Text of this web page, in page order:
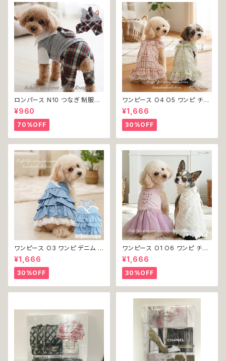
ロンパース N10 つなぎ 制服風
チェック柄 グレー 灰色 コスチュ
ーム コスプレ ドッグウェア dog
犬 猫 ペット 服 犬服 洋服 オシ
ャレ かわいい 小型犬 返品交換
不可
¥960
70%OFF
ワンピース O4 O5 ワンピ チェ
ック プリーツ レース 女の子 犬
犬服 小型 猫 服 洋服 ペット do
g ドッグウェア おしゃれ かわい
い 返品交換不可
¥1,666
30%OFF
ワンピース O3 ワンピ デニム プ
リーツ レース 女の子 犬 犬服
小型 猫 服 洋服 ペット dog ド
ッグウェア おしゃれ かわいい 返
品交換不可
¥1,666
30%OFF
ワンピース O1 O6 ワンピ チュ
ール レース 花 フラワー 女の子
犬 犬服 小型 猫 服 洋服 ペット
dog ドッグウェア おしゃれ かわ
いい 返品交換不可
¥1,666
30%OFF